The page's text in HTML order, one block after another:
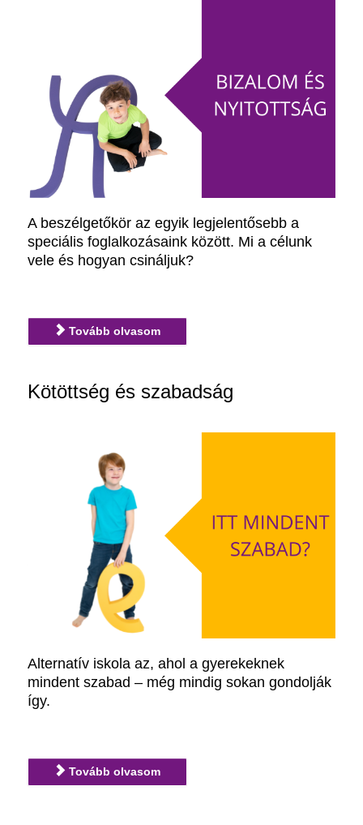
A beszélgetőkör az egyik legjelentősebb a
speciális foglalkozásaink között. Mi a célunk
vele és hogyan csináljuk?
Tovább olvasom
Kötöttség és szabadság
Alternatív iskola az, ahol a gyerekeknek
mindent szabad – még mindig sokan gondolják
így.
Tovább olvasom